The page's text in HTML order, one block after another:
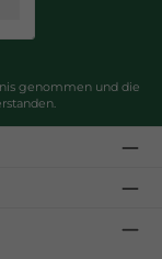
genommen und die